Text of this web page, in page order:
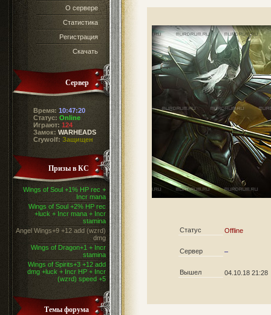
О сервере
Статистика
Регистрация
Скачать
Сервер
Время: 10:47:20
Статус: Online
Играют: 124
Замок: WARHEADS
Crywolf: Защищен
Призы в КС
Wings of Soul +1% HP rec +
Incr mana
Wings of Soul +2% HP rec
+luck + Incr mana + Incr
stamina
Angel Wings+9 +12 add (wzrd)
dmg
Wings of Dragon+1 + Incr
stamina
Wings of Spirits+3 +12 add
dmg +luck + Incr HP + Incr
(wzrd) speed +5
Темы форума
Статус Offline
Сервер –
Вышел 04.10.18 21:28